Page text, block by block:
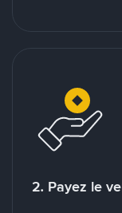
2. Payez le